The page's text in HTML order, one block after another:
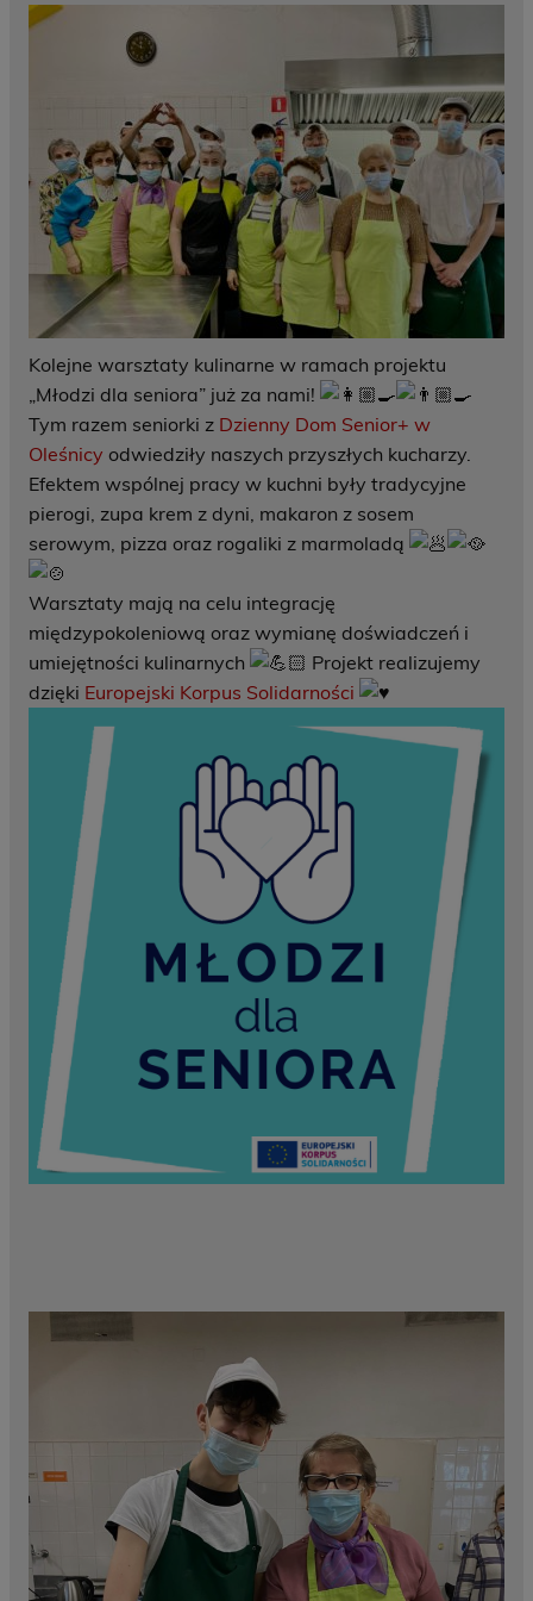
Kolejne warsztaty kulinarne w ramach projektu
„Młodzi dla seniora” już za nami!
Tym razem seniorki z Dzienny Dom Senior+ w
Oleśnicy odwiedziły naszych przyszłych kucharzy.
Efektem wspólnej pracy w kuchni były tradycyjne
pierogi, zupa krem z dyni, makaron z sosem
serowym, pizza oraz rogaliki z marmoladą
Warsztaty mają na celu integrację
międzypokoleniową oraz wymianę doświadczeń i
umiejętności kulinarnych
Projekt realizujemy
dzięki Europejski Korpus Solidarności